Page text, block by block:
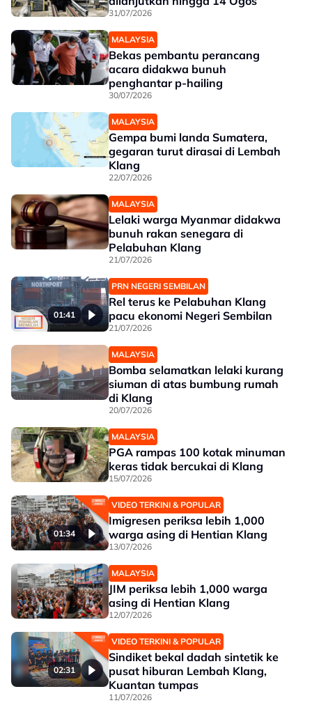
31/07/2026
MALAYSIA
Bekas pembantu perancang
acara didakwa bunuh
penghantar p-hailing
30/07/2026
MALAYSIA
Gempa bumi landa Sumatera,
gegaran turut dirasai di Lembah
Klang
22/07/2026
MALAYSIA
Lelaki warga Myanmar didakwa
bunuh rakan senegara di
Pelabuhan Klang
21/07/2026
01:41
PRN NEGERI SEMBILAN
Rel terus ke Pelabuhan Klang
pacu ekonomi Negeri Sembilan
21/07/2026
MALAYSIA
Bomba selamatkan lelaki kurang
siuman di atas bumbung rumah
di Klang
20/07/2026
MALAYSIA
PGA rampas 100 kotak minuman
keras tidak bercukai di Klang
15/07/2026
01:34
VIDEO TERKINI & POPULAR
Imigresen periksa lebih 1,000
warga asing di Hentian Klang
13/07/2026
MALAYSIA
JIM periksa lebih 1,000 warga
asing di Hentian Klang
12/07/2026
02:31
VIDEO TERKINI & POPULAR
Sindiket bekal dadah sintetik ke
pusat hiburan Lembah Klang,
Kuantan tumpas
11/07/2026